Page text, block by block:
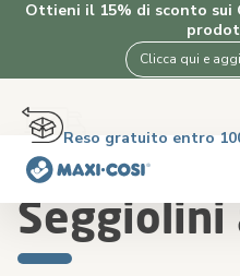
Ottieni il 15% di sconto sui
Clicca qui e
Vi informiamo che ci saranno
periodo delle vacanze estive.
12:00 in poi, verranno spediti
eventuali disagi
Spedizione gratuita
4.5★ da 2K clienti
Consegna in 2-4
Reso gratuito entro
Home Seggiolini auto
Seggiolini